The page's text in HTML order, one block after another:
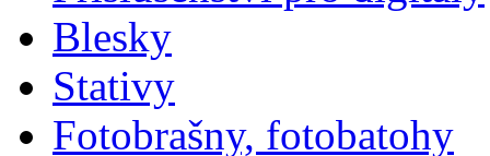
Blesky
Stativy
Fotobrašny, fotobatohy